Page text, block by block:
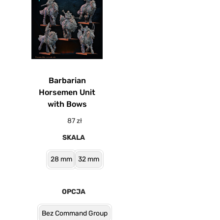
Barbarian
Horsemen Unit
with Bows
87zł
SKALA
28 mm 32 mm
OPCJA
Bez Command Group